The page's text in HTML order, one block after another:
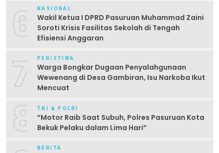
6 NASIONAL
Wakil Ketua I DPRD Pasuruan Muhammad Zaini
Soroti Krisis Fasilitas Sekolah di Tengah
Efisiensi Anggaran
7 PERISTIWA
Warga Bongkar Dugaan Penyalahgunaan
Wewenang di Desa Gambiran, Isu Narkoba Ikut
Mencuat
8 TNI & POLRI
‎”Motor Raib Saat Subuh, Polres Pasuruan Kota
Bekuk Pelaku dalam Lima Hari” ‎
BERITA